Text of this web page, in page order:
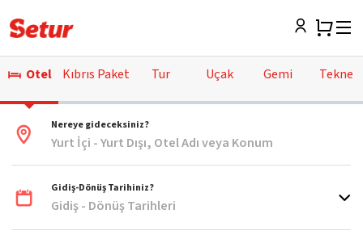
Otel Kıbrıs Paket Tur Uçak Gemi Tekne
Nereye gideceksiniz?
Yurt İçi - Yurt Dışı, Otel Adı veya Konum
Gidiş-Dönüş Tarihiniz?
Gidiş - Dönüş Tarihleri